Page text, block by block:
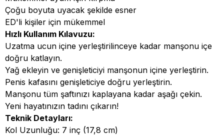
Çoğu boyuta uyacak şekilde esner
ED'li kişiler için mükemmel
Hızlı Kullanım Kılavuzu:
Uzatma ucun içine yerleştirilinceye kadar manşonu içe
doğru katlayın.
Yağ ekleyin ve genişleticiyi manşonun içine yerleştirin.
Penis kafasını genişleticiye doğru yerleştirin.
Manşonu tüm şaftınızı kaplayana kadar aşağı çekin.
Yeni hayatınızın tadını çıkarın!
Teknik Detayları:
Kol Uzunluğu: 7 inç (17,8 cm)